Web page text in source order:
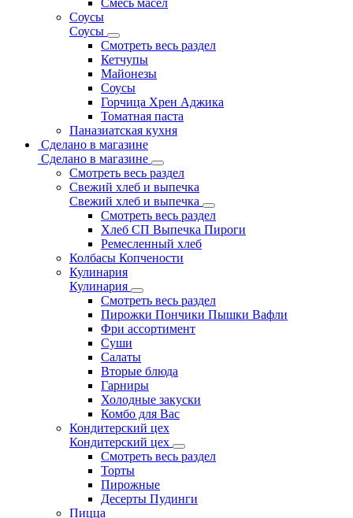
Смесь масел
Соусы
Соусы
Смотреть весь раздел
Кетчупы
Майонезы
Соусы
Горчица Хрен Аджика
Томатная паста
Паназиатская кухня
Сделано в магазине
Сделано в магазине
Смотреть весь раздел
Свежий хлеб и выпечка
Свежий хлеб и выпечка
Смотреть весь раздел
Хлеб СП Выпечка Пироги
Ремесленный хлеб
Колбасы Копчености
Кулинария
Кулинария
Смотреть весь раздел
Пирожки Пончики Пышки Вафли
Фри ассортимент
Суши
Салаты
Вторые блюда
Гарниры
Холодные закуски
Комбо для Вас
Кондитерский цех
Кондитерский цех
Смотреть весь раздел
Торты
Пирожные
Десерты Пудинги
Пицца